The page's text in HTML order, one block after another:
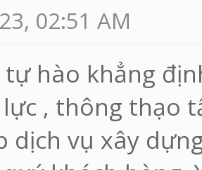
02:51 AM
tự hào khẳng
, thông thạo
dịch vụ xây